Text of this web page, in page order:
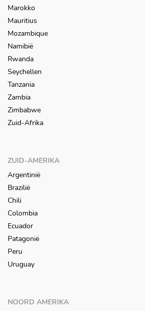
Marokko
Mauritius
Mozambique
Namibië
Rwanda
Seychellen
Tanzania
Zambia
Zimbabwe
Zuid-Afrika
ZUID-AMERIKA
Argentinië
Brazilië
Chili
Colombia
Ecuador
Patagonië
Peru
Uruguay
NOORD AMERIKA